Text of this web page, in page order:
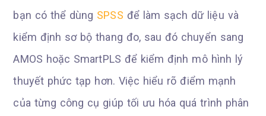
bạn có thể dùng SPSS để làm sạch dữ liệu và
kiểm định sơ bộ thang đo, sau đó chuyển sang
AMOS hoặc SmartPLS để kiểm định mô hình lý
thuyết phức tạp hơn. Việc hiểu rõ điểm mạnh
của từng công cụ giúp tối ưu hóa quá trình phân